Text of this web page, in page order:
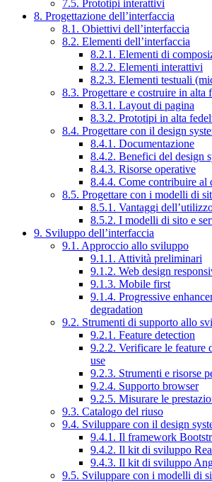
7.5. Prototipi interattivi
8. Progettazione dell’interfaccia
8.1. Obiettivi dell’interfaccia
8.2. Elementi dell’interfaccia
8.2.1. Elementi di
8.2.2. Elementi interattivi
8.2.3. Elementi testuali
8.3. Progettare e costruire in alta
8.3.1. Layout di pagina
8.3.2. Prototipi in alta
8.4. Progettare con il design
8.4.1. Documentazione
8.4.2. Benefici del design
8.4.3. Risorse operative
8.4.4. Come contribuire al
8.5. Progettare con i modelli di
8.5.1. Vantaggi
8.5.2. I modelli di sito e
9. Sviluppo dell’interfaccia
9.1. Approccio allo sviluppo
9.1.1. Attività preliminari
9.1.2. Web design
9.1.3. Mobile first
9.1.4. Progressive
degradation
9.2. Strumenti di supporto allo
9.2.1. Feature detection
9.2.2. Verificare le feature
use
9.2.3. Strumenti e risorse
9.2.4. Supporto browser
9.2.5. Misurare le
9.3. Catalogo del riuso
9.4. Sviluppare con il design
9.4.1. Il framework
9.4.2. Il kit di sviluppo
9.4.3. Il kit di sviluppo
9.5. Sviluppare con i modelli di